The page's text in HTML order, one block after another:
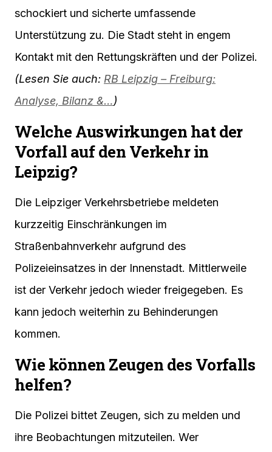
schockiert und sicherte umfassende
Unterstützung zu. Die Stadt steht in engem
Kontakt mit den Rettungskräften und der Polizei.
(Lesen Sie auch: RB Leipzig – Freiburg:
Analyse, Bilanz &…)
Welche Auswirkungen hat der
Vorfall auf den Verkehr in
Leipzig?
Die Leipziger Verkehrsbetriebe meldeten
kurzzeitig Einschränkungen im
Straßenbahnverkehr aufgrund des
Polizeieinsatzes in der Innenstadt. Mittlerweile
ist der Verkehr jedoch wieder freigegeben. Es
kann jedoch weiterhin zu Behinderungen
kommen.
Wie können Zeugen des Vorfalls
helfen?
Die Polizei bittet Zeugen, sich zu melden und
ihre Beobachtungen mitzuteilen. Wer